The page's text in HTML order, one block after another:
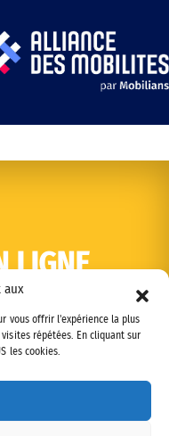
aux
vous offrir l'expérience la plus
répétées. En cliquant sur
les cookies.
LIGNE
des mobilités
Contact